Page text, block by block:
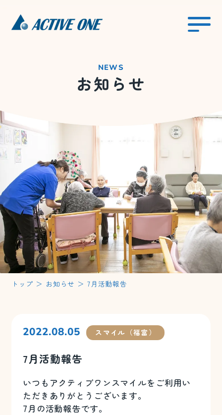
NEWS
お知らせ
トップ ＞ お知らせ ＞ 7月活動報告
2022.08.05 スマイル（福富）
7月活動報告
いつもアクティブワンスマイルをご利用い
ただきありがとうございます。
7月の活動報告です。